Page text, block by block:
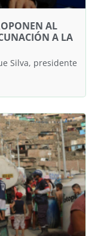
AL
A LA
Silva, presidente